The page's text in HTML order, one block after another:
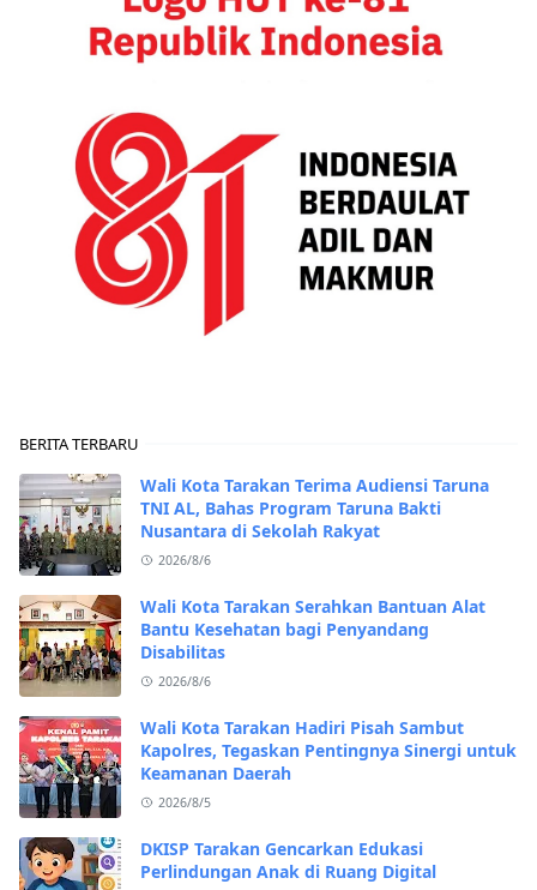
BERITA TERBARU
Wali Kota Tarakan Terima Audiensi Taruna
TNI AL, Bahas Program Taruna Bakti
Nusantara di Sekolah Rakyat
2026/8/6
Wali Kota Tarakan Serahkan Bantuan Alat
Bantu Kesehatan bagi Penyandang
Disabilitas
2026/8/6
Wali Kota Tarakan Hadiri Pisah Sambut
Kapolres, Tegaskan Pentingnya Sinergi untuk
Keamanan Daerah
2026/8/5
DKISP Tarakan Gencarkan Edukasi
Perlindungan Anak di Ruang Digital